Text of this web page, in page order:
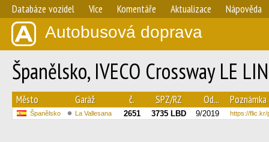
Databáze vozidel Více Komentáře Aktualizace Nápověda
Autobusová doprava
Španělsko, IVECO Crossway LE
Město Garáž č. SPZ/RZ Od... Poznámka
Španělsko La Vallesana 2651 3735 LBD 9/2019 https://flic.kr/